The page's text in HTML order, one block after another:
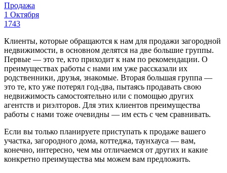
Продажа
1 Октября
1743
Клиенты, которые обращаются к нам для продажи загородной
недвижимости, в основном делятся на две большие группы.
Первые — это те, кто приходит к нам по рекомендации. О
преимуществах работы с нами им уже рассказали их
родственники, друзья, знакомые. Вторая большая группа —
это те, кто уже потерял год-два, пытаясь продавать свою
недвижимость самостоятельно или с помощью других
агентств и риэлторов. Для этих клиентов преимущества
работы с нами тоже очевидны — им есть с чем сравнивать.
Если вы только планируете приступать к продаже вашего
участка, загородного дома, коттеджа, таунхауса — вам,
конечно, интересно, чем мы отличаемся от других и какие
конкретно преимущества мы можем вам предложить.